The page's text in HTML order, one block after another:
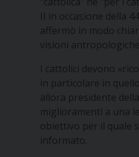
II in occasione della
affermò in modo
visioni
I cattolici devono
in particolare in
allora presidente
miglioramenti a una
obiettivo per il quale
informato.